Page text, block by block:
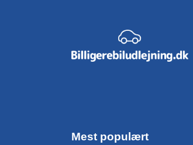
Mest populært